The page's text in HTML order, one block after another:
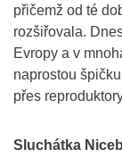
přičemž od té
rozšiřovala.
Evropy a v
naprostou
přes
Sluchátka